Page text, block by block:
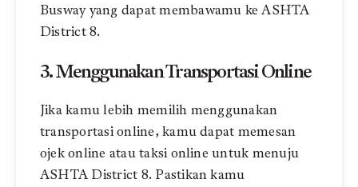
Busway yang dapat membawamu ke ASHTA
District 8.
3. Menggunakan Transportasi Online
Jika kamu lebih memilih menggunakan
transportasi online, kamu dapat memesan
ojek online atau taksi online untuk menuju
ASHTA District 8. Pastikan kamu